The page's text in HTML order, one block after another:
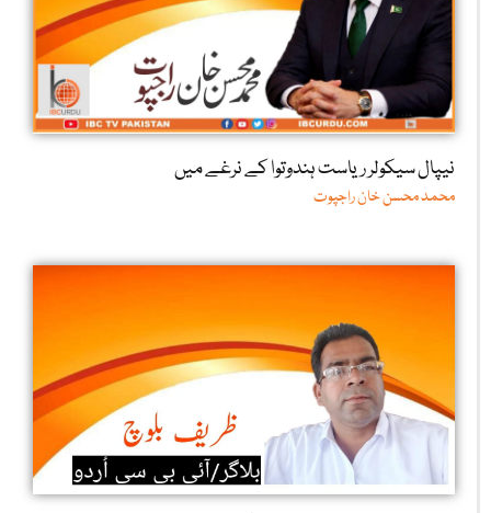
نیپال سیکولر ریاست ہندوتوا کے نرغے میں
محمد محسن خان راجپوت